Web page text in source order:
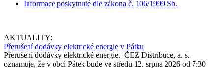
Informace poskytnuté dle zákona č. 106/1999 Sb.
AKTUALITY:
Přerušení dodávky elektrické energie v Pátku
Přerušení dodávky elektrické energie. ČEZ Distribuce, a. s.
oznamuje, že v obci Pátek bude ve středu 12. srpna 2026 od 7:30